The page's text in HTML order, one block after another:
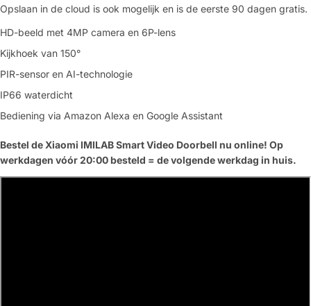
Opslaan in de cloud is ook mogelijk en is de eerste 90 dagen gratis.
HD-beeld met 4MP camera en 6P-lens
Kijkhoek van 150°
PIR-sensor en AI-technologie
IP66 waterdicht
Bediening via Amazon Alexa en Google Assistant
Bestel de Xiaomi IMILAB Smart Video Doorbell nu online! Op
werkdagen vóór 20:00 besteld = de volgende werkdag in huis.